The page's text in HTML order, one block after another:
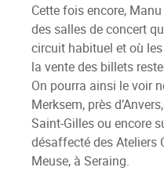
Cette fois encore,
des salles de concert
circuit habituel et où
la vente des billets
On pourra ainsi le voir
Merksem, près
Saint-Gilles ou encore
désaffecté des Ateliers
Meuse, à Seraing.